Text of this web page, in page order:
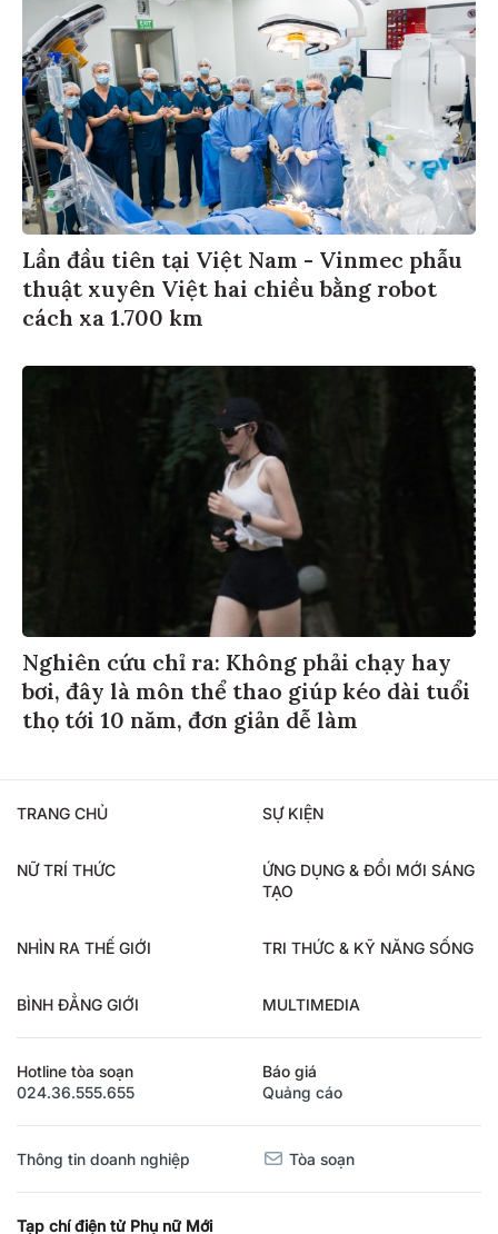
Lần đầu tiên tại Việt Nam - Vinmec phẫu
thuật xuyên Việt hai chiều bằng robot
cách xa 1.700 km
Nghiên cứu chỉ ra: Không phải chạy hay
bơi, đây là môn thể thao giúp kéo dài tuổi
thọ tới 10 năm, đơn giản dễ làm
TRANG CHỦ SỰ KIỆN
NỮ TRÍ THỨC
ỨNG DỤNG & ĐỔI MỚI SÁNG
TẠO
NHÌN RA THẾ GIỚI TRI THỨC & KỸ NĂNG SỐNG
BÌNH ĐẲNG GIỚI MULTIMEDIA
Hotline tòa soạn
024.36.555.655
Báo giá
Quảng cáo
Thông tin doanh nghiệp Tòa soạn
Tạp chí điện tử Phụ nữ Mới